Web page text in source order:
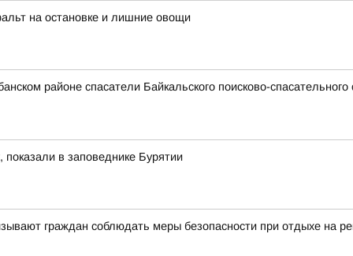
на остановке и лишние овощи
районе спасатели Байкальского поисково-
в заповеднике Бурятии
граждан соблюдать меры безопасности при отдыхе на